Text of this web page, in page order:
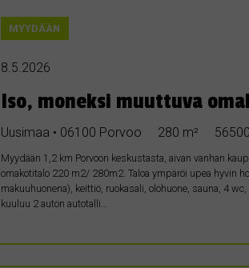
MYYDÄÄN
8.5.2026
Iso, moneksi muuttuva
Uusimaa • 06100 Porvoo 280 m²
Myydään 1,2 km Porvoon keskustasta, aivan vanhan
omakotitalo 220 m2/ 280m2. Taloa ympäröi upea hyvin
makuuhuonena), keittiö, ruokasali, olohuone, sauna, 4
kuuluu 2 auton autotalli…